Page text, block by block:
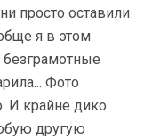
просто оставили
я в этом
безграмотные
Фото
И крайне дико.
другую